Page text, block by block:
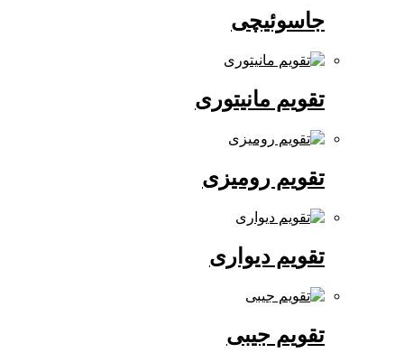
جاسوئیچی
تقویم مانیتوری
تقویم رومیزی
تقویم دیواری
تقویم جیبی